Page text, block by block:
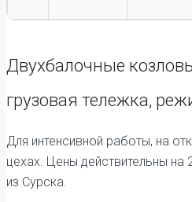
Двухбалочные
грузовая тележка,
Для интенсивной работы, на
цехах. Цены действительны на
из Сурска.